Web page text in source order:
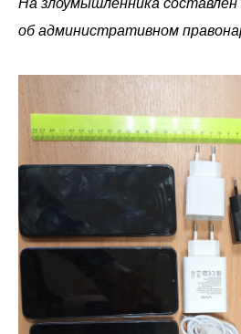
На злоумышленника
об административном